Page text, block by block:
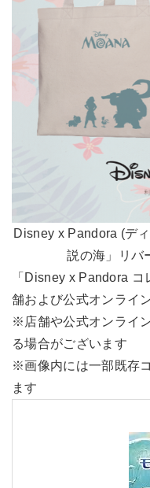
Disney x Pandora (デ
説の海」リバ
「Disney x Pandora
舗および公式オンライ
※店舗や公式オンライ
る場合がございます
※画像内には一部既存
ます